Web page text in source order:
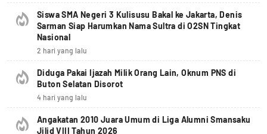
Siswa SMA Negeri 3 Kulisusu Bakal ke Jakarta, Denis
Sarman Siap Harumkan Nama Sultra di O2SN Tingkat
Nasional
2 hari yang lalu
Diduga Pakai Ijazah Milik Orang Lain, Oknum PNS di
Buton Selatan Disorot
4 hari yang lalu
Angakatan 2010 Juara Umum di Liga Alumni Smansaku
Jilid VIII Tahun 2026